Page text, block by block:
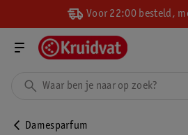
Voor 22:00 besteld,
Damesparfum